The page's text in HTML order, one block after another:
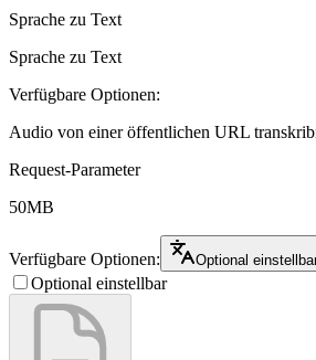
Sprache zu Text
Sprache zu Text
Verfügbare Optionen:
Audio von einer öffentlichen URL
Request-Parameter
50MB
Verfügbare Optionen: Optional
Optional einstellbar